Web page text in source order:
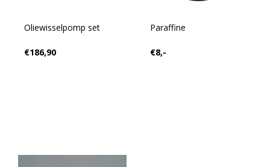
Oliewisselpomp set
€186,90
Paraffine
€8,-